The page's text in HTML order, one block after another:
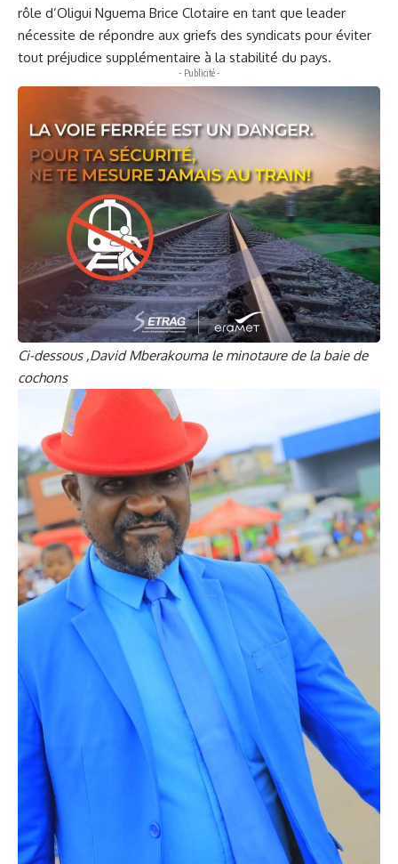
rôle d’Oligui Nguema Brice Clotaire en tant que leader
nécessite de répondre aux griefs des syndicats pour éviter
tout préjudice supplémentaire à la stabilité du pays.
- Publicité -
Ci-dessous ,David Mberakouma le minotaure de la baie de
cochons